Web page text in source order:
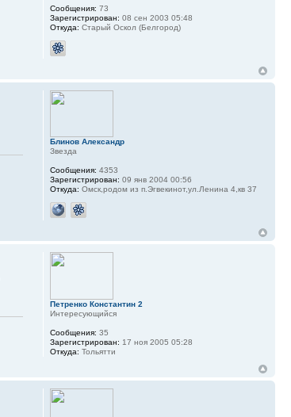
Сообщения: 73
Зарегистрирован: 08 сен 2003 05:48
Откуда: Старый Оскол (Белгород)
Блинов Александр
Звезда
Сообщения: 4353
Зарегистрирован: 09 янв 2004 00:56
Откуда: Омск,родом из п.Эгвекинот,ул.Ленина 4,кв 37
Петренко Константин 2
Интересующийся
Сообщения: 35
Зарегистрирован: 17 ноя 2005 05:28
Откуда: Тольятти